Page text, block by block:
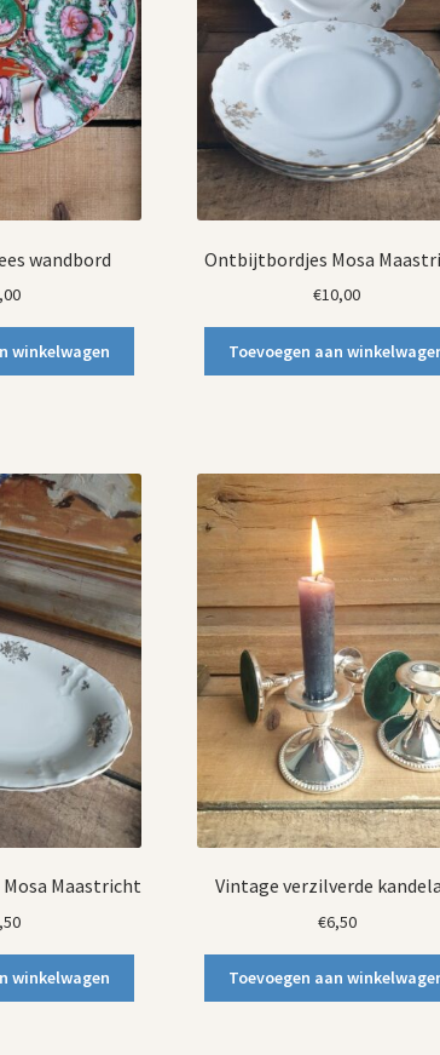
wandbord
winkelwagen
Ontbijtbordjes Mosa
€10,00
Toevoegen aan
Maastricht
winkelwagen
Vintage verzilverde
€6,50
Toevoegen aan